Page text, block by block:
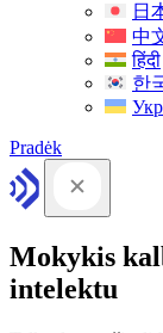
日
中
हिंदी
한
Pradėk
Mokykis
intelektu